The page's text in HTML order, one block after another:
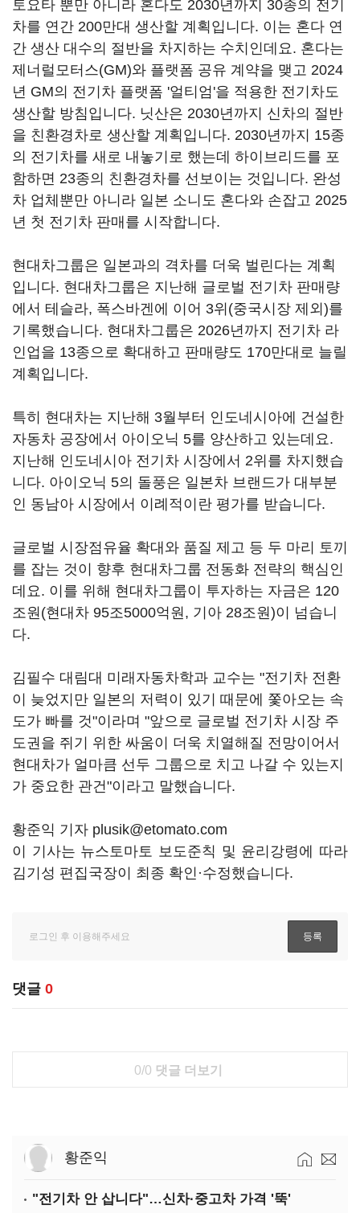
토요타 뿐만 아니라 혼다도 2030년까지 30종의 전기
차를 연간 200만대 생산할 계획입니다. 이는 혼다 연
간 생산 대수의 절반을 차지하는 수치인데요. 혼다는
제너럴모터스(GM)와 플랫폼 공유 계약을 맺고 2024
년 GM의 전기차 플랫폼 '얼티엄'을 적용한 전기차도
생산할 방침입니다. 닛산은 2030년까지 신차의 절반
을 친환경차로 생산할 계획입니다. 2030년까지 15종
의 전기차를 새로 내놓기로 했는데 하이브리드를 포
함하면 23종의 친환경차를 선보이는 것입니다. 완성
차 업체뿐만 아니라 일본 소니도 혼다와 손잡고 2025
년 첫 전기차 판매를 시작합니다.
현대차그룹은 일본과의 격차를 더욱 벌린다는 계획
입니다. 현대차그룹은 지난해 글로벌 전기차 판매량
에서 테슬라, 폭스바겐에 이어 3위(중국시장 제외)를
기록했습니다. 현대차그룹은 2026년까지 전기차 라
인업을 13종으로 확대하고 판매량도 170만대로 늘릴
계획입니다.
특히 현대차는 지난해 3월부터 인도네시아에 건설한
자동차 공장에서 아이오닉 5를 양산하고 있는데요.
지난해 인도네시아 전기차 시장에서 2위를 차지했습
니다. 아이오닉 5의 돌풍은 일본차 브랜드가 대부분
인 동남아 시장에서 이례적이란 평가를 받습니다.
글로벌 시장점유율 확대와 품질 제고 등 두 마리 토끼
를 잡는 것이 향후 현대차그룹 전동화 전략의 핵심인
데요. 이를 위해 현대차그룹이 투자하는 자금은 120
조원(현대차 95조5000억원, 기아 28조원)이 넘습니
다.
김필수 대림대 미래자동차학과 교수는 "전기차 전환
이 늦었지만 일본의 저력이 있기 때문에 쫓아오는 속
도가 빠를 것"이라며 "앞으로 글로벌 전기차 시장 주
도권을 쥐기 위한 싸움이 더욱 치열해질 전망이어서
현대차가 얼마큼 선두 그룹으로 치고 나갈 수 있는지
가 중요한 관건"이라고 말했습니다.
황준익 기자 plusik@etomato.com
이 기사는 뉴스토마토 보도준칙 및 윤리강령에 따라
김기성 편집국장이 최종 확인·수정했습니다.
댓글 0
0/0 댓글 더보기
황준익
"전기차 안 삽니다"…신차·중고차 가격 '뚝'